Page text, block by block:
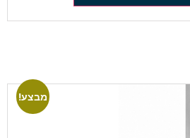
מבצע!